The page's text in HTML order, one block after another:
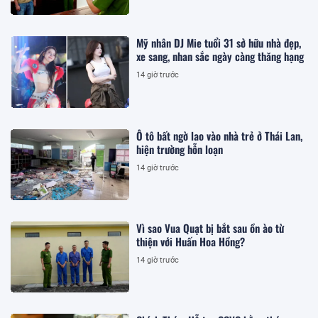
Mỹ nhân DJ Mie tuổi 31 sở hữu nhà đẹp,
xe sang, nhan sắc ngày càng thăng hạng
14 giờ trước
Ô tô bất ngờ lao vào nhà trẻ ở Thái Lan,
hiện trường hỗn loạn
14 giờ trước
Vì sao Vua Quạt bị bắt sau ồn ào từ
thiện với Huấn Hoa Hồng?
14 giờ trước